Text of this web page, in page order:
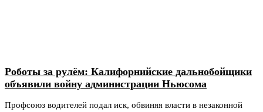
Роботы за рулём: Калифорнийские дальнобойщики
объявили войну администрации Ньюсома
Профсоюз водителей подал иск, обвиняя власти в незаконной